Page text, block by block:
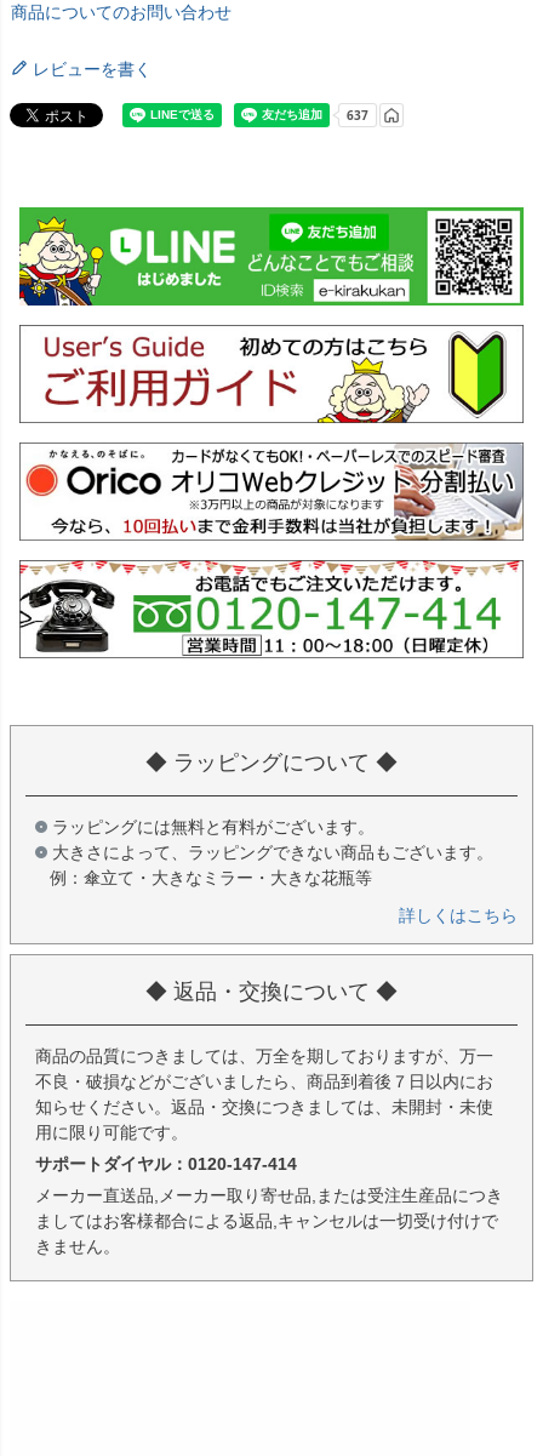
商品についてのお問い合わせ
レビューを書く
◆ ラッピングについて ◆
ラッピングには無料と有料がございます。
大きさによって、ラッピングできない商品もございます。
例：傘立て・大きなミラー・大きな花瓶等
詳しくはこちら
◆ 返品・交換について ◆
商品の品質につきましては、万全を期しておりますが、万一
不良・破損などがございましたら、商品到着後７日以内にお
知らせください。返品・交換につきましては、未開封・未使
用に限り可能です。
サポートダイヤル：0120-147-414
メーカー直送品,メーカー取り寄せ品,または受注生産品につき
ましてはお客様都合による返品,キャンセルは一切受け付けで
きません。